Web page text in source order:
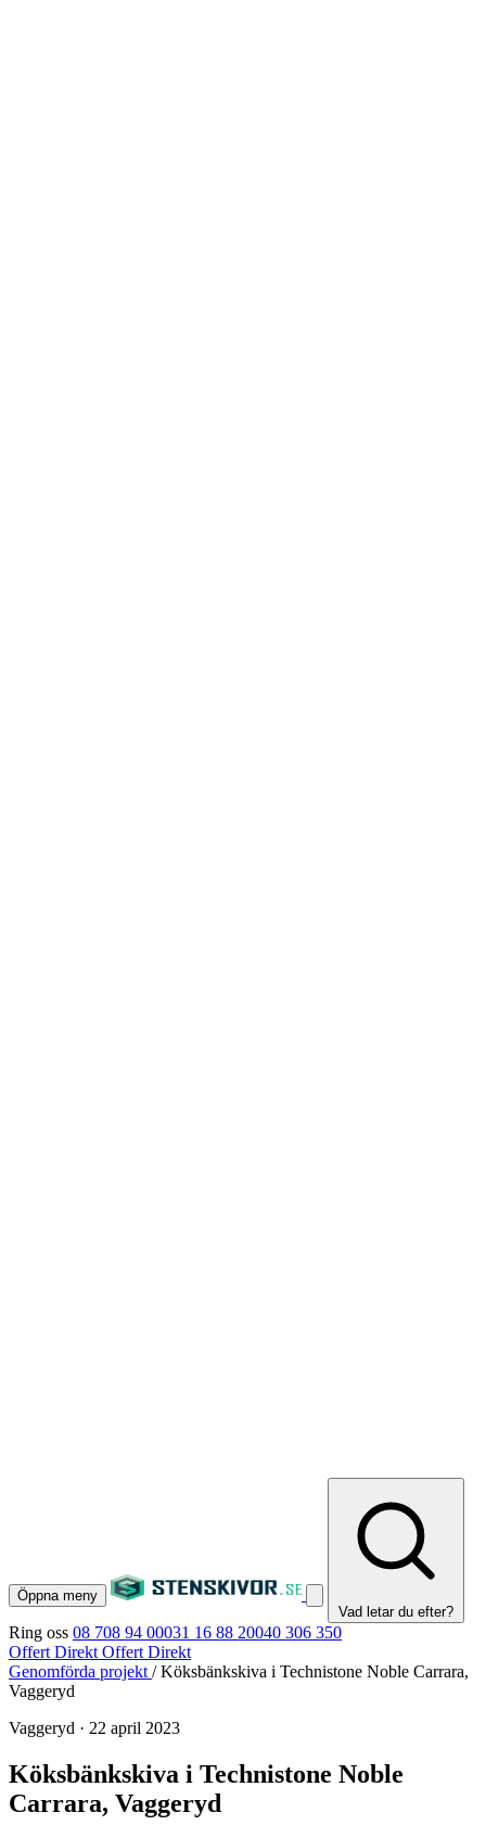
Öppna meny
Vad letar du efter?
Ring oss 08 708 94 00031 16 88 20040 306 350
Offert Direkt Offert Direkt
Genomförda projekt / Köksbänkskiva i Technistone Noble Carrara,
Vaggeryd
Vaggeryd · 22 april 2023
Köksbänkskiva i Technistone Noble
Carrara, Vaggeryd